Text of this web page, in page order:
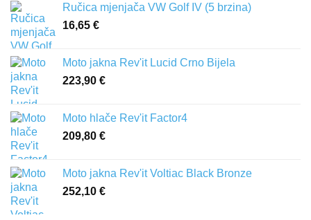
Ručica mjenjača VW Golf IV (5 brzina)
16,65 €
Moto jakna Rev'it Lucid Crno Bijela
223,90 €
Moto hlače Rev'it Factor4
209,80 €
Moto jakna Rev'it Voltiac Black Bronze
252,10 €